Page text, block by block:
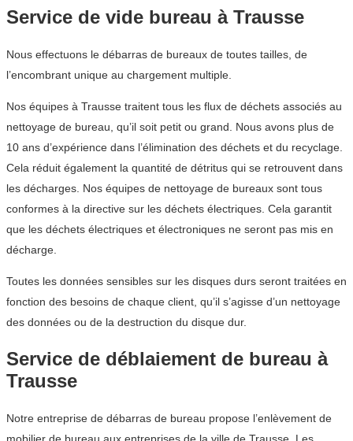
Service de vide bureau à Trausse
Nous effectuons le débarras de bureaux de toutes tailles, de
l’encombrant unique au chargement multiple.
Nos équipes à Trausse traitent tous les flux de déchets associés au
nettoyage de bureau, qu’il soit petit ou grand. Nous avons plus de
10 ans d’expérience dans l’élimination des déchets et du recyclage.
Cela réduit également la quantité de détritus qui se retrouvent dans
les décharges. Nos équipes de nettoyage de bureaux sont tous
conformes à la directive sur les déchets électriques. Cela garantit
que les déchets électriques et électroniques ne seront pas mis en
décharge.
Toutes les données sensibles sur les disques durs seront traitées en
fonction des besoins de chaque client, qu’il s’agisse d’un nettoyage
des données ou de la destruction du disque dur.
Service de déblaiement de bureau à
Trausse
Notre entreprise de débarras de bureau propose l’enlèvement de